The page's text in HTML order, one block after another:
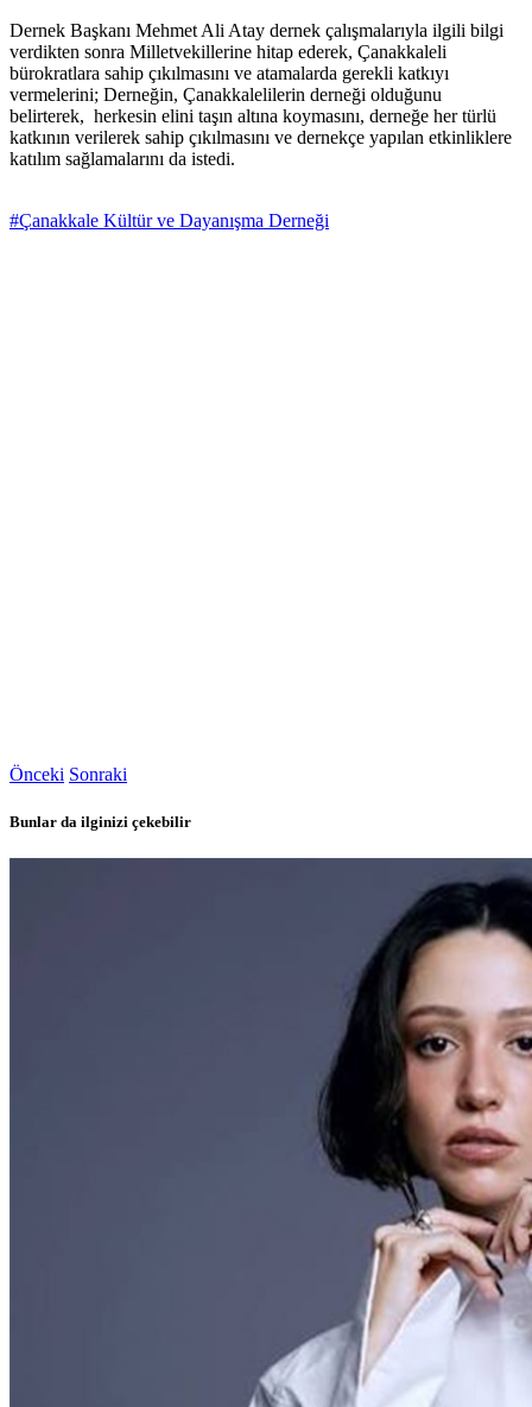
Dernek Başkanı Mehmet Ali Atay dernek çalışmalarıyla ilgili bilgi
verdikten sonra Milletvekillerine hitap ederek, Çanakkaleli
bürokratlara sahip çıkılmasını ve atamalarda gerekli katkıyı
vermelerini; Derneğin, Çanakkalelilerin derneği olduğunu
belirterek, herkesin elini taşın altına koymasını, derneğe her türlü
katkının verilerek sahip çıkılmasını ve dernekçe yapılan etkinliklere
katılım sağlamalarını da istedi.
#Çanakkale Kültür ve Dayanışma Derneği
Önceki Sonraki
Bunlar da ilginizi çekebilir